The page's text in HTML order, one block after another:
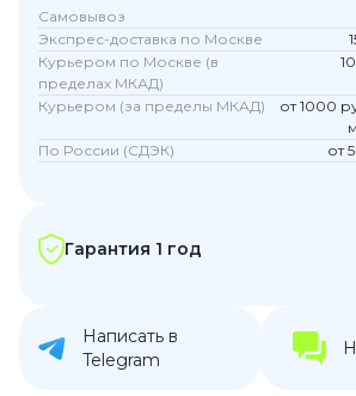
Самовывоз
Экспрес-доставка по Москве
Курьером по Москве (в
пределах МКАД)
Курьером (за пределы МКАД)
от 1000
По России (СДЭК)
от
Гарантия 1 год
Написать в
Telegram